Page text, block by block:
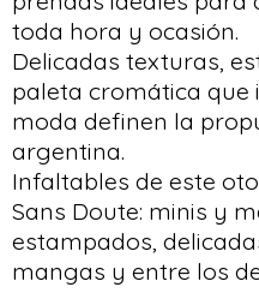
toda hora y ocasión.
Delicadas texturas,
paleta cromática que
moda definen la
argentina.
Infaltables de este
Sans Doute: minis y
estampados,
mangas y entre los